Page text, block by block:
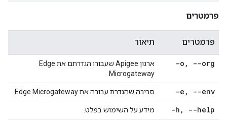
פרמטרים
פרמטרים תיאור
-o , --org
ארגון Apigee שעבורו הגדרתם את Edge
Microgateway.
-e , --env סביבה שהגדרת עבורה את Edge Microgateway.
-h , --help מידע על השימוש בפלט.